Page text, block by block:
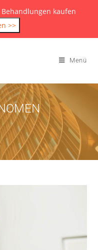
kaufen
>>
Menü